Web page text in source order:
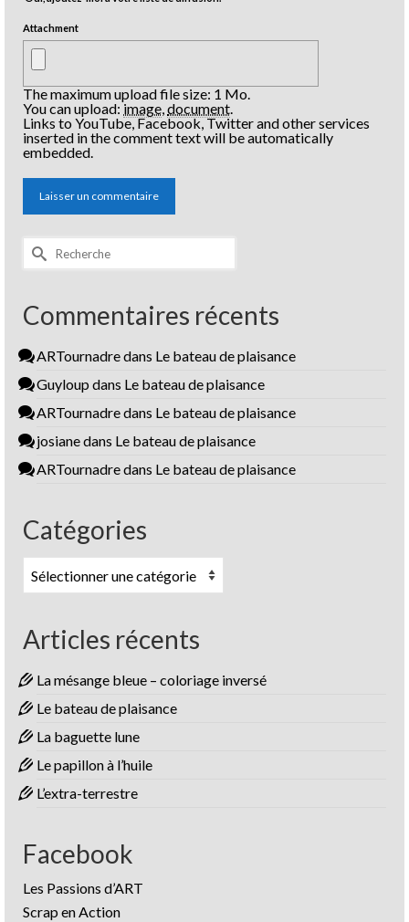
Attachment
The maximum upload file size: 1 Mo.
You can upload:image,document.
Links to YouTube, Facebook, Twitter and other services
inserted in the comment text will be automatically
embedded.
Rechercher :
Commentaires récents
ARTournadredans Le bateau de plaisance
Guyloup dans Le bateau de plaisance
ARTournadredans Le bateau de plaisance
josianedans Le bateau de plaisance
ARTournadredans Le bateau de plaisance
Catégories
Catégories
Articles récents
La mésange bleue – coloriage inversé
Le bateau de plaisance
La baguette lune
Le papillon à l’huile
L’extra-terrestre
Facebook
Les Passions d’ART
Scrap en Action